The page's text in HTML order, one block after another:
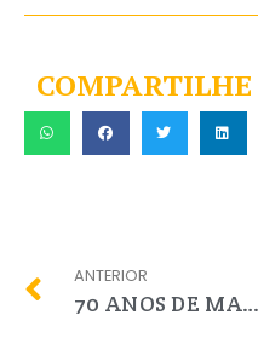
COMPARTILHE
ANTERIOR
70 ANOS DE MARACANÃ. FANTÁSTICO ENTREVISTA EX JOGADOR E ÁRBITRO DE FUTEBOL QUE VOLTA AO ESTÁDIO PARA ATUAR NA LINHA DE FRENTE CONTRA A COVID-19 COMO TÉCNICO/TECNÓLOGO EM RADIOLOGIA.